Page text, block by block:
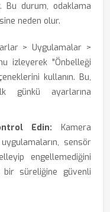
Bu durum, odaklama
neden olur.
> Uygulamalar >
izleyerek "Önbelleği
kullanın. Bu,
günkü ayarlarına
Edin: Kamera
sensör
engellemediğini
bir süreliğine güvenli